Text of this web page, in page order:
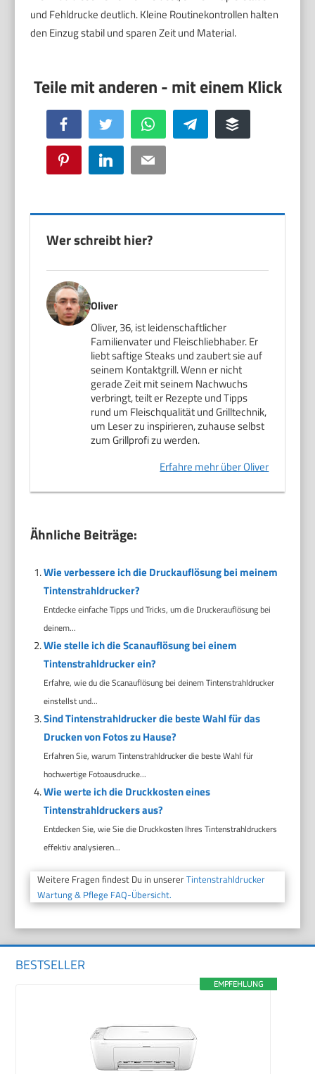
und Fehldrucke deutlich. Kleine Routinekontrollen halten
den Einzug stabil und sparen Zeit und Material.
Facebook Twitter WhatsApp Telegram Buffer
Pinterest LinkedIn Email
Wer schreibt hier?
Oliver
Oliver, 36, ist leidenschaftlicher
Familienvater und Fleischliebhaber. Er
liebt saftige Steaks und zaubert sie auf
seinem Kontaktgrill. Wenn er nicht
gerade Zeit mit seinem Nachwuchs
verbringt, teilt er Rezepte und Tipps
rund um Fleischqualität und Grilltechnik,
um Leser zu inspirieren, zuhause selbst
zum Grillprofi zu werden.
Erfahre mehr über Oliver
Ähnliche Beiträge:
Wie verbessere ich die Druckauflösung bei meinem
Tintenstrahldrucker?
Entdecke einfache Tipps und Tricks, um die Druckerauflösung bei
deinem...
Wie stelle ich die Scanauflösung bei einem
Tintenstrahldrucker ein?
Erfahre, wie du die Scanauflösung bei deinem Tintenstrahldrucker
einstellst und...
Sind Tintenstrahldrucker die beste Wahl für das
Drucken von Fotos zu Hause?
Erfahren Sie, warum Tintenstrahldrucker die beste Wahl für
hochwertige Fotoausdrucke...
Wie werte ich die Druckkosten eines
Tintenstrahldruckers aus?
Entdecken Sie, wie Sie die Druckkosten Ihres Tintenstrahldruckers
effektiv analysieren...
Weitere Fragen findest Du in unsererTintenstrahldrucker
Wartung & Pflege FAQ-Übersicht.
BESTSELLER
EMPFEHLUNG